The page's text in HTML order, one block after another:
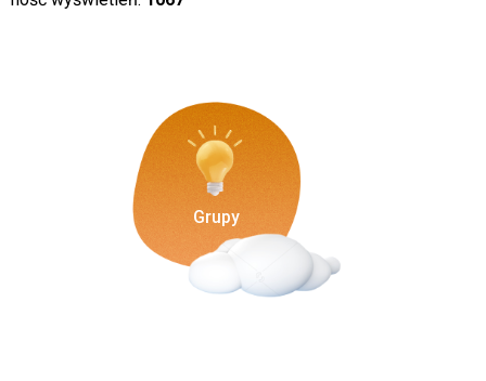
Grupy